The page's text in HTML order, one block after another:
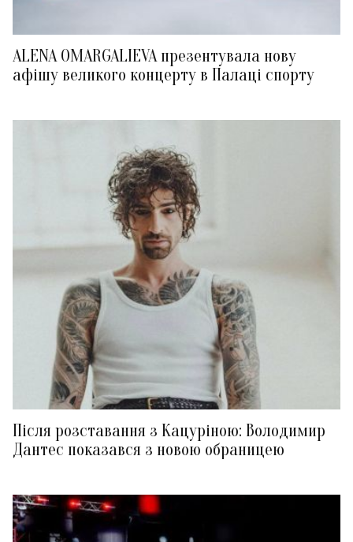
ALENA OMARGALIEVA презентувала нову
афішу великого концерту в Палаці спорту
Після розставання з Кацуріною: Володимир
Дантес показався з новою обраницею